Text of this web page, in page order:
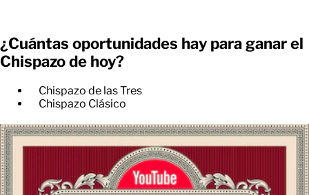
¿Cuántas oportunidades hay para ganar el
Chispazo de hoy?
Chispazo de las Tres
Chispazo Clásico